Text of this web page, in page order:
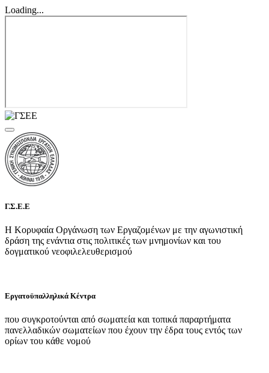
Loading...
Γ.Σ.Ε.Ε
Η Κορυφαία Οργάνωση των Εργαζομένων με την αγωνιστική
δράση της ενάντια στις πολιτικές των μνημονίων και του
δογματικού νεοφιλελευθερισμού
Εργατοϋπαλληλικά Κέντρα
που συγκροτούνται από σωματεία και τοπικά παραρτήματα
πανελλαδικών σωματείων που έχουν την έδρα τους εντός των
ορίων του κάθε νομού